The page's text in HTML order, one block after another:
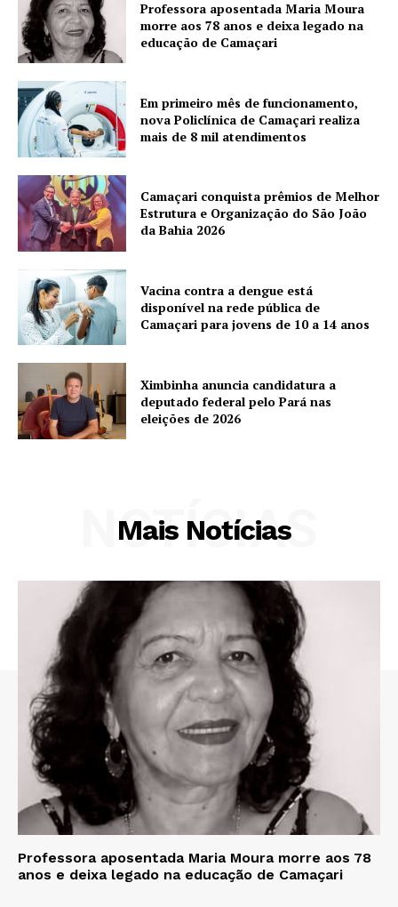
Professora aposentada Maria Moura
morre aos 78 anos e deixa legado na
educação de Camaçari
Em primeiro mês de funcionamento,
nova Policlínica de Camaçari realiza
mais de 8 mil atendimentos
Camaçari conquista prêmios de Melhor
Estrutura e Organização do São João
da Bahia 2026
Vacina contra a dengue está
disponível na rede pública de
Camaçari para jovens de 10 a 14 anos
Ximbinha anuncia candidatura a
deputado federal pelo Pará nas
eleições de 2026
Mais Notícias
NOTÍCIAS
Professora aposentada Maria Moura morre aos 78
anos e deixa legado na educação de Camaçari